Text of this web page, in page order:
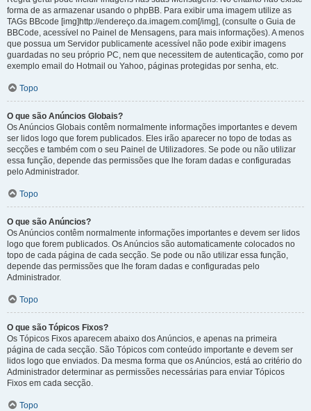
forma de as armazenar usando o phpBB. Para exibir uma imagem utilize as
TAGs BBcode [img]http://endereço.da.imagem.com[/img], (consulte o Guia de
BBCode, acessível no Painel de Mensagens, para mais informações). A menos
que possua um Servidor publicamente acessível não pode exibir imagens
guardadas no seu próprio PC, nem que necessitem de autenticação, como por
exemplo email do Hotmail ou Yahoo, páginas protegidas por senha, etc.
Topo
O que são Anúncios Globais?
Os Anúncios Globais contêm normalmente informações importantes e devem
ser lidos logo que forem publicados. Eles irão aparecer no topo de todas as
secções e também com o seu Painel de Utilizadores. Se pode ou não utilizar
essa função, depende das permissões que lhe foram dadas e configuradas
pelo Administrador.
Topo
O que são Anúncios?
Os Anúncios contêm normalmente informações importantes e devem ser lidos
logo que forem publicados. Os Anúncios são automaticamente colocados no
topo de cada página de cada secção. Se pode ou não utilizar essa função,
depende das permissões que lhe foram dadas e configuradas pelo
Administrador.
Topo
O que são Tópicos Fixos?
Os Tópicos Fixos aparecem abaixo dos Anúncios, e apenas na primeira
página de cada secção. São Tópicos com conteúdo importante e devem ser
lidos logo que enviados. Da mesma forma que os Anúncios, está ao critério do
Administrador determinar as permissões necessárias para enviar Tópicos
Fixos em cada secção.
Topo